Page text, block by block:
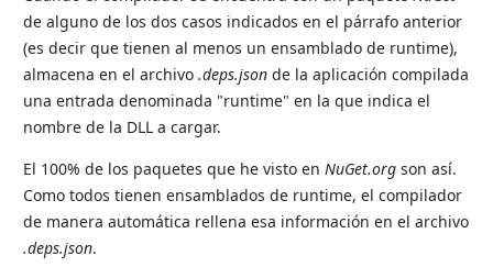
de alguno de los dos casos indicados en el párrafo anterior
(es decir que tienen al menos un ensamblado de runtime),
almacena en el archivo .deps.json de la aplicación compilada
una entrada denominada "runtime" en la que indica el
nombre de la DLL a cargar.
El 100% de los paquetes que he visto en NuGet.org son así.
Como todos tienen ensamblados de runtime, el compilador
de manera automática rellena esa información en el archivo
.deps.json.